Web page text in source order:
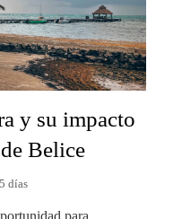
y su impacto
Belice
días
para